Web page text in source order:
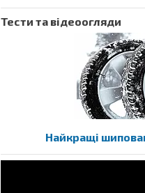
Тести та відеоогляди
Найкращі